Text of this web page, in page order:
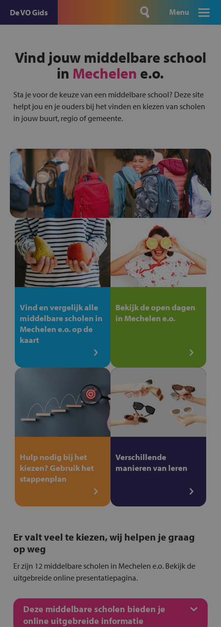
De VO Gids Menu
Vind jouw middelbare school
in Mechelen e.o.
Sta je voor de keuze van een middelbare school? Deze site
helpt jou en je ouders bij het vinden en kiezen van scholen
in jouw buurt, regio of gemeente.
Vind en vergelijk alle
middelbare scholen in
Mechelen e.o. op de
kaart
Bekijk de open dagen
in Mechelen e.o.
Hulp nodig bij het
kiezen? Gebruik het
stappenplan
Verschillende
manieren van leren
Er valt veel te kiezen, wij helpen je graag
op weg
Er zijn 12 middelbare scholen in Mechelen e.o. Bekijk de
uitgebreide online presentatiepagina.
Deze middelbare scholen bieden je
online uitgebreide informatie